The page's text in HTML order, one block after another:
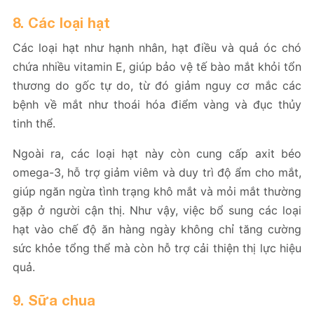
8. Các loại hạt
Các loại hạt như hạnh nhân, hạt điều và quả óc chó
chứa nhiều vitamin E, giúp bảo vệ tế bào mắt khỏi tổn
thương do gốc tự do, từ đó giảm nguy cơ mắc các
bệnh về mắt như thoái hóa điểm vàng và đục thủy
tinh thể.
Ngoài ra, các loại hạt này còn cung cấp axit béo
omega-3, hỗ trợ giảm viêm và duy trì độ ẩm cho mắt,
giúp ngăn ngừa tình trạng khô mắt và mỏi mắt thường
gặp ở người cận thị. Như vậy, việc bổ sung các loại
hạt vào chế độ ăn hàng ngày không chỉ tăng cường
sức khỏe tổng thể mà còn hỗ trợ cải thiện thị lực hiệu
quả.
9. Sữa chua